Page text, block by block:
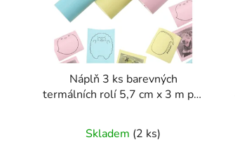
Náplň 3 ks barevných
termálních rolí 5,7 cm x 3 m pro
Skladem (2 ks)